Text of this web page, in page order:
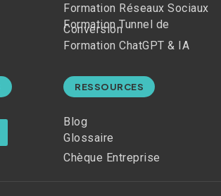
Formation Réseaux Sociaux
Formation Tunnel de
Conversion
Formation ChatGPT & IA
RESSOURCES
Blog
Glossaire
Chèque Entreprise